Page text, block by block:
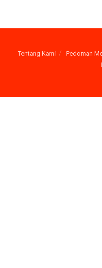
Tentang Kami Pedoman